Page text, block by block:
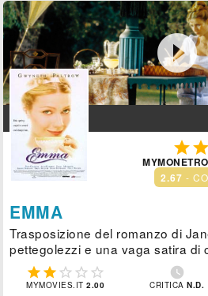


MYMONETRO
2.67 -
EMMA
Trasposizione del romanzo di
pettegolezzi e una vaga satira di
    
MYMOVIES.IT2.00

CRITICAN.D.